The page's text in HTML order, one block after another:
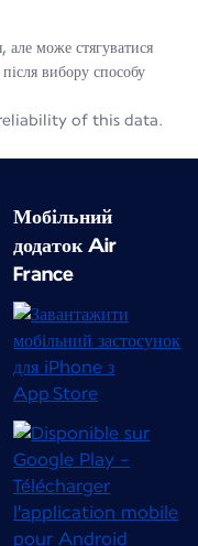
але може стягуватися
вибору способу
of this data.
Мобільний
додаток Air
France